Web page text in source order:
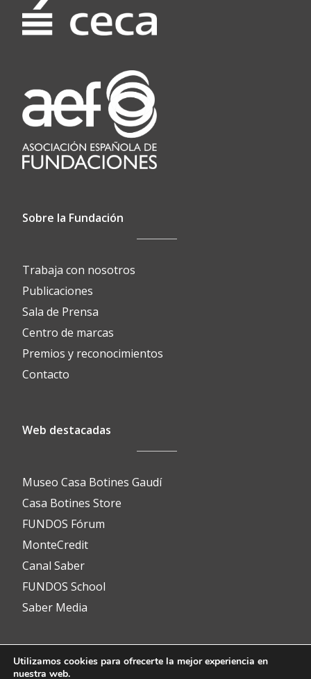
Sobre la Fundación
Trabaja con nosotros
Publicaciones
Sala de Prensa
Centro de marcas
Premios y reconocimientos
Contacto
Web destacadas
Museo Casa Botines Gaudí
Casa Botines Store
FUNDOS Fórum
MonteCredit
Canal Saber
FUNDOS School
Saber Media
Contacto
Utilizamos cookies para ofrecerte la mejor experiencia en
nuestra web.